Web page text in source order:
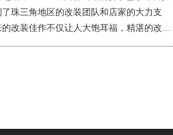
珠三角地区的改装团队和店家的大力支
改装佳作不仅让人大饱耳福，精湛的改装